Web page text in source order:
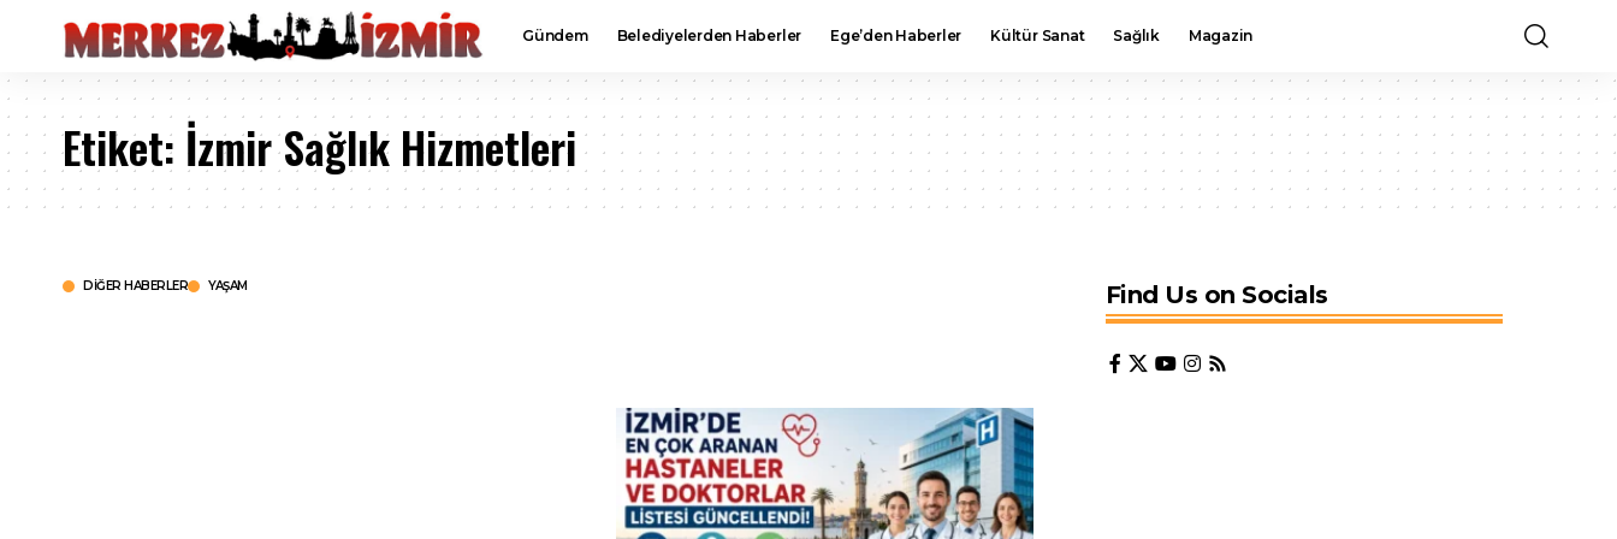
Gündem Belediyelerden Haberler Ege’den Haberler Kültür Sanat Sağlık Magazin
Etiket: İzmir Sağlık Hizmetleri
DIĞER HABERLER YAŞAM Find Us on Socials